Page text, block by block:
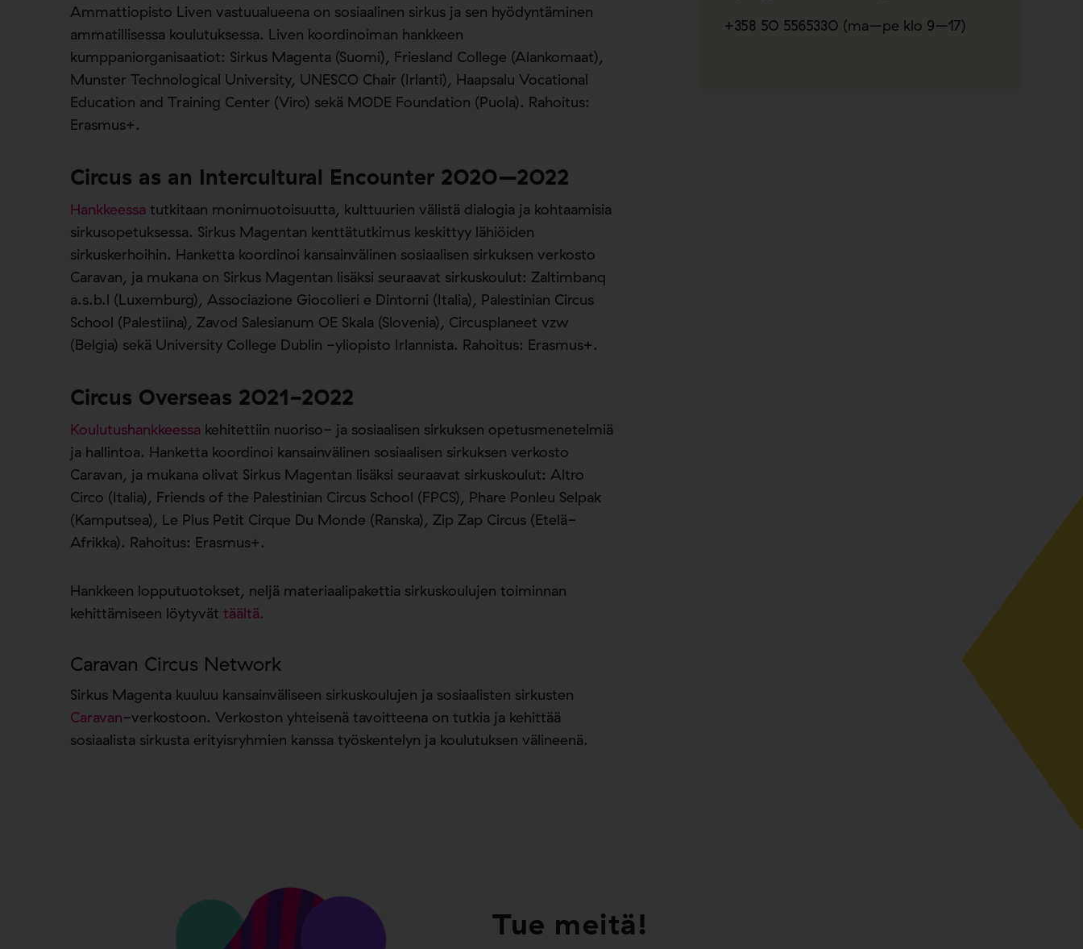
Ammattiopisto Liven vastuualueena on sosiaalinen sirkus ja sen hyödyntäminen
ammatillisessa koulutuksessa. Liven koordinoiman hankkeen
kumppaniorganisaatiot: Sirkus Magenta (Suomi), Friesland College (Alankomaat),
Munster Technological University, UNESCO Chair (Irlanti), Haapsalu Vocational
Education and Training Center (Viro) sekä MODE Foundation (Puola). Rahoitus:
Erasmus+.
Circus as an Intercultural Encounter 2020–2022
Hankkeessa tutkitaan monimuotoisuutta, kulttuurien välistä dialogia ja kohtaamisia
sirkusopetuksessa. Sirkus Magentan kenttätutkimus keskittyy lähiöiden
sirkuskerhoihin. Hanketta koordinoi kansainvälinen sosiaalisen sirkuksen verkosto
Caravan, ja mukana on Sirkus Magentan lisäksi seuraavat sirkuskoulut: Zaltimbanq
a.s.b.l (Luxemburg), Associazione Giocolieri e Dintorni (Italia), Palestinian Circus
School (Palestiina), Zavod Salesianum OE Skala (Slovenia), Circusplaneet vzw
(Belgia) sekä University College Dublin -yliopisto Irlannista. Rahoitus: Erasmus+.
Circus Overseas 2021-2022
Koulutushankkeessa kehitettiin nuoriso- ja sosiaalisen sirkuksen opetusmenetelmiä
ja hallintoa. Hanketta koordinoi kansainvälinen sosiaalisen sirkuksen verkosto
Caravan, ja mukana olivat Sirkus Magentan lisäksi seuraavat sirkuskoulut: Altro
Circo (Italia), Friends of the Palestinian Circus School (FPCS), Phare Ponleu Selpak
(Kamputsea), Le Plus Petit Cirque Du Monde (Ranska), Zip Zap Circus (Etelä-
Afrikka). Rahoitus: Erasmus+.
Hankkeen lopputuotokset, neljä materiaalipakettia sirkuskoulujen toiminnan
kehittämiseen löytyvät täältä.
Caravan Circus Network
Sirkus Magenta kuuluu kansainväliseen sirkuskoulujen ja sosiaalisten sirkusten
Caravan-verkostoon. Verkoston yhteisenä tavoitteena on tutkia ja kehittää
sosiaalista sirkusta erityisryhmien kanssa työskentelyn ja koulutuksen välineenä.
+358 50 5565330 (ma–pe klo 9–17)
Tue meitä!